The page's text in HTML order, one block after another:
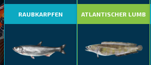
RAUBKARPFEN ATLANTISCHER LUMB